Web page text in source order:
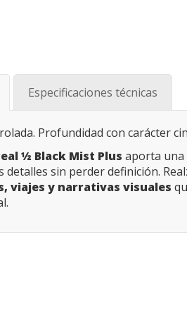
Especificaciones técnicas
Profundidad con carácter
½ Black Mist Plus aporta una
detalles sin perder definición.
viajes y narrativas visuales